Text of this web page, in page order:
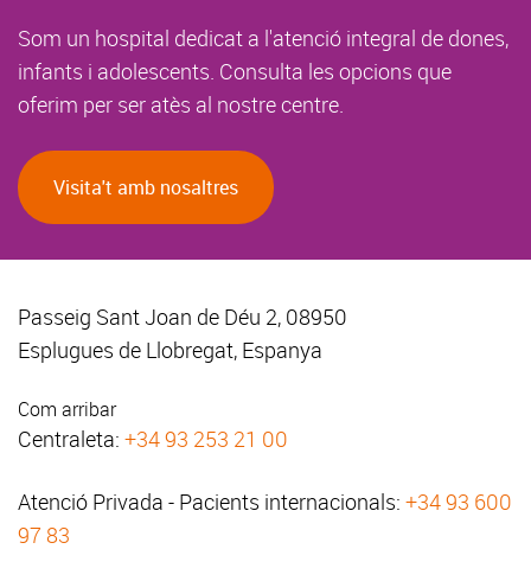
Som un hospital dedicat a l'atenció integral de dones,
infants i adolescents. Consulta les opcions que
oferim per ser atès al nostre centre.
Visita't amb nosaltres
Passeig Sant Joan de Déu 2, 08950
Esplugues de Llobregat, Espanya
Com arribar
Centraleta: +34 93 253 21 00
Atenció Privada - Pacients internacionals: +34 93 600
97 83